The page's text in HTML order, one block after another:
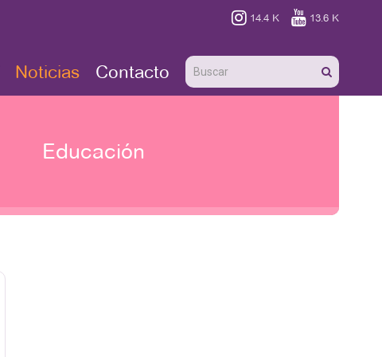
 14.4 K  13.6 K
Noticias Contacto
Educación